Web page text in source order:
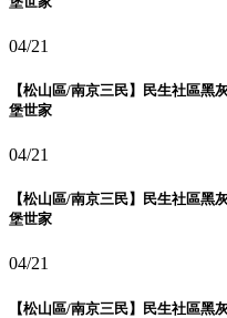
04/21
【松山區/南京三民】民生社區黑
堡世家
04/21
【松山區/南京三民】民生社區黑
堡世家
04/21
【松山區/南京三民】民生社區黑